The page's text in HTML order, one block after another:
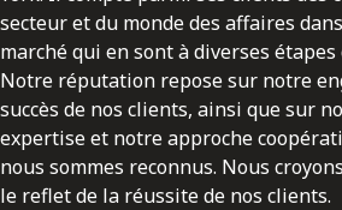
secteur et du monde des affaires
marché qui en sont à diverses
Notre réputation repose sur notre
succès de nos clients, ainsi que sur
expertise et notre approche
nous sommes reconnus. Nous
le reflet de la réussite de nos clients.